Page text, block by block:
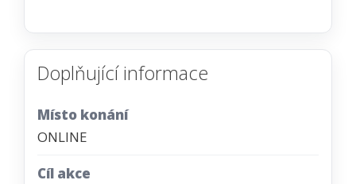
Doplňující informace
Místo konání
ONLINE
Cíl akce